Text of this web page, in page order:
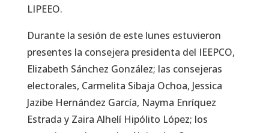
LIPEEO.
Durante la sesión de este lunes estuvieron
presentes la consejera presidenta del IEEPCO,
Elizabeth Sánchez González; las consejeras
electorales, Carmelita Sibaja Ochoa, Jessica
Jazibe Hernández García, Nayma Enríquez
Estrada y Zaira Alhelí Hipólito López; los